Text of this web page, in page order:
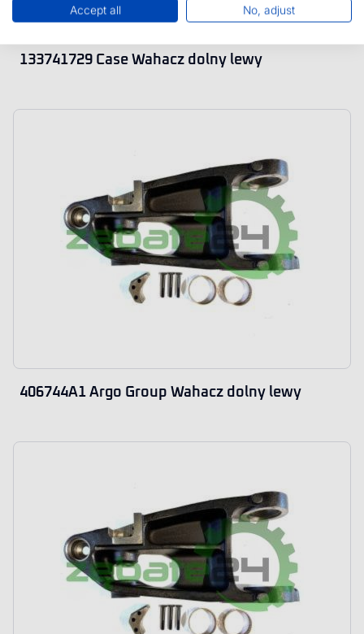
133741729 Case Wahacz dolny lewy
406744A1 Argo Group Wahacz dolny lewy
Accept all No, adjust